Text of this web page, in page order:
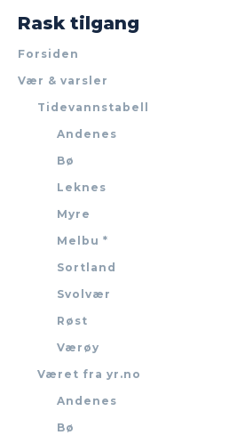
Rask tilgang
Forsiden
Vær & varsler
Tidevannstabell
Andenes
Bø
Leknes
Myre
Melbu *
Sortland
Svolvær
Røst
Værøy
Været fra yr.no
Andenes
Bø